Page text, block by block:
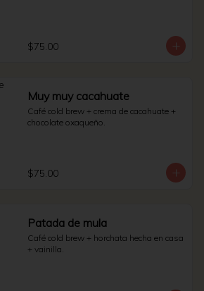
$75.00
Muy muy cacahuate
Café cold brew + crema de cacahuate +
chocolate oxaqueño.
$75.00
Patada de mula
Café cold brew + horchata hecha en casa
+ vainilla.